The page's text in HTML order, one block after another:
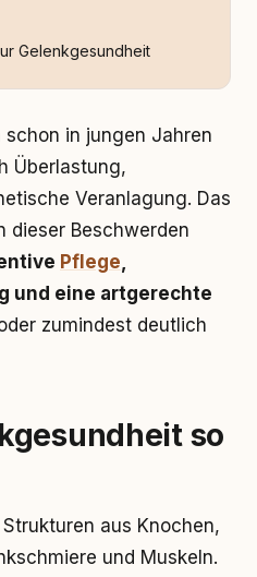
Gelenkgesundheit
in jungen Jahren
Überlastung,
Veranlagung. Das
dieser Beschwerden
Pflege,
und eine artgerechte
zumindest deutlich
so
aus Knochen,
und Muskeln.